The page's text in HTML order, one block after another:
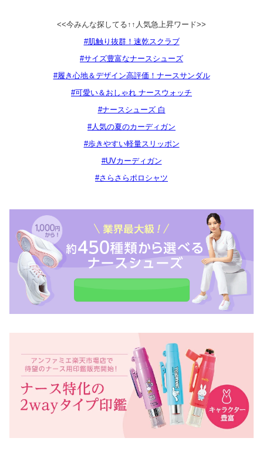
<<今みんな探してる↑↑人気急上昇ワード>>
#肌触り抜群！速乾スクラブ
#サイズ豊富なナースシューズ
#履き心地＆デザイン高評価！ナースサンダル
#可愛い＆おしゃれ ナースウォッチ
#ナースシューズ 白
#人気の夏のカーディガン
#歩きやすい軽量スリッポン
#UVカーディガン
#さらさらポロシャツ